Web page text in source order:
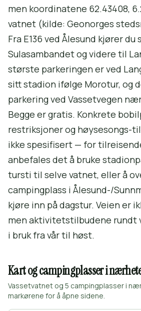
men koordinatene 62.43408,
vatnet (kilde: Geonorges
Fra E136 ved Ålesund kjører
Sulasambandet og videre til
største parkeringen er ved
sitt stadion ifølge Morotur, og
parkering ved Vassetvegen
Begge er gratis. Konkrete
restriksjoner og høysesongs-
ikke spesifisert — for
anbefales det å bruke
tursti til selve vatnet, eller å
campingplass i Ålesund-/
kjøre inn på dagstur. Veien er
men aktivitetstilbudene
i bruk fra vår til høst.
Kart og campingplasser i
Vassetvatnet og 5 campingplasser i
markørene for å åpne sidene.